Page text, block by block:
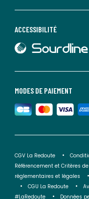
MODES DE PAIEMENT
ACCESSIBILITÉ
CGV La Redoute
Référencement et Critères
réglementaires et légales
CGU La Redoute
#LaRedoute
Données